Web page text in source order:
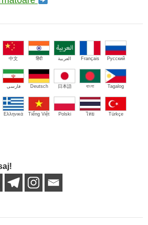
中文 हिंदी العربية Français Русский
فارسی Deutsch 日本語 বাংলা Tagalog
Ελληνικά Tiếng Việt Polski ไทย Türkçe